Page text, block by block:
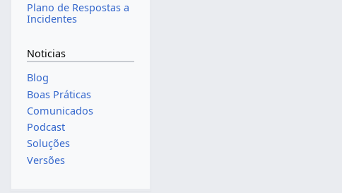
Plano de Respostas a
Incidentes
Noticias
Blog
Boas Práticas
Comunicados
Podcast
Soluções
Versões